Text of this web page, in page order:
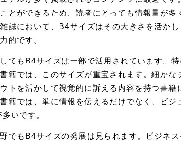
とができるため、読者にとっても情報量が多
誌において、B4サイズはその大きさを活か
的です。
てもB4サイズは一部で活用されています。
籍では、このサイズが重宝されます。細かな
トを活かして視覚的に訴える内容を持つ書籍
籍では、単に情報を伝えるだけでなく、ビジ
いです。
でもB4サイズの発展は見られます。ビジネ